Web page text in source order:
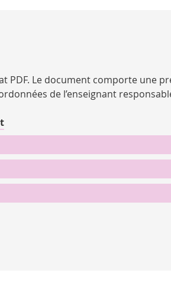
PDF. Le document comporte une
de l’enseignant